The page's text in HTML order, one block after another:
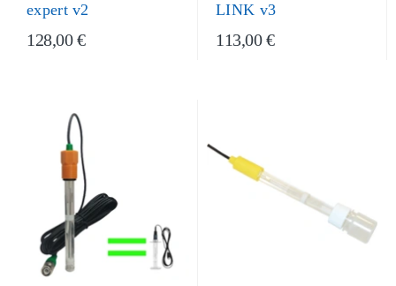
expert v2
128,00 €
LINK v3
113,00 €